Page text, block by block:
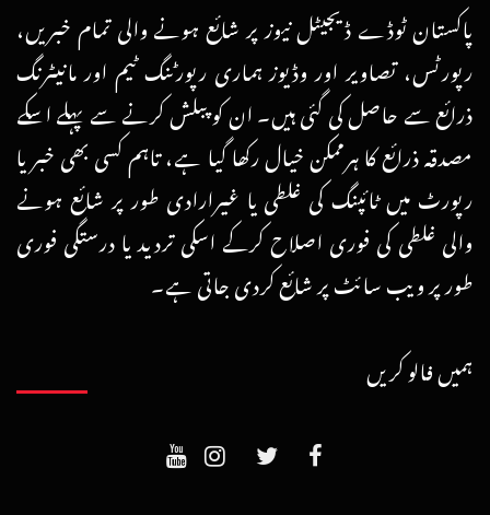
پاکستان ٹوڈے ڈیجیٹل نیوز پر شائع ہونے والی تمام خبریں،
رپورٹس، تصاویر اور وڈیوز ہماری رپورٹنگ ٹیم اور مانیٹرنگ
ذرائع سے حاصل کی گئی ہیں۔ ان کو پبلش کرنے سے پہلے اسکے
مصدقہ ذرائع کا ہرممکن خیال رکھا گیا ہے، تاہم کسی بھی خبر یا
رپورٹ میں ٹائپنگ کی غلطی یا غیرارادی طور پر شائع ہونے
والی غلطی کی فوری اصلاح کرکے اسکی تردید یا درستگی فوری
طور پر ویب سائٹ پر شائع کردی جاتی ہے۔
ہمیں فالو کریں